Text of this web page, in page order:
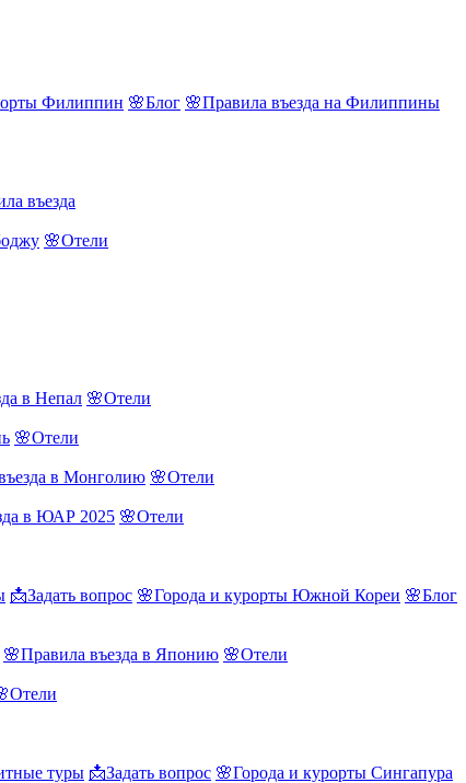
Филиппин 🌸Блог 🌸Правила въезда на Филиппины
въезда
🌸Отели
в Непал 🌸Отели
🌸Отели
в Монголию 🌸Отели
в ЮАР 2025 🌸Отели
📩Задать вопрос 🌸Города и курорты Южной Кореи 🌸Блог
🌸Правила въезда в Японию 🌸Отели
туры 📩Задать вопрос 🌸Города и курорты Сингапура